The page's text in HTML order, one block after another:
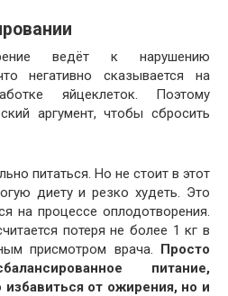
ведёт к нарушению
негативно сказывается на
яйцеклеток. Поэтому
аргумент, чтобы сбросить
питаться. Но не стоит в этот
диету и резко худеть. Это
на процессе оплодотворения.
потеря не более 1 кг в
присмотром врача. Просто
питание,
от ожирения, но и